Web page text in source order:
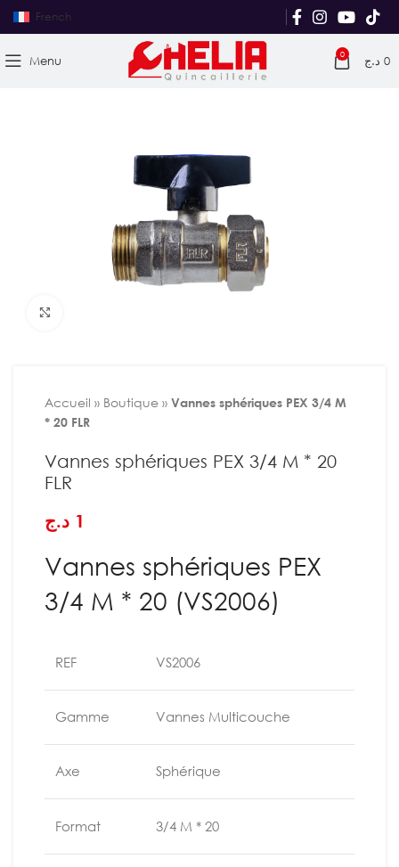
French
Menu 0 0 د.ج
Accueil » Boutique » Vannes sphériques PEX 3/4 M
* 20 FLR
Vannes sphériques PEX 3/4 M * 20
FLR
1 د.ج
Vannes sphériques PEX
3/4 M * 20 (VS2006)
REF VS2006
Gamme Vannes Multicouche
Axe Sphérique
Format 3/4 M * 20